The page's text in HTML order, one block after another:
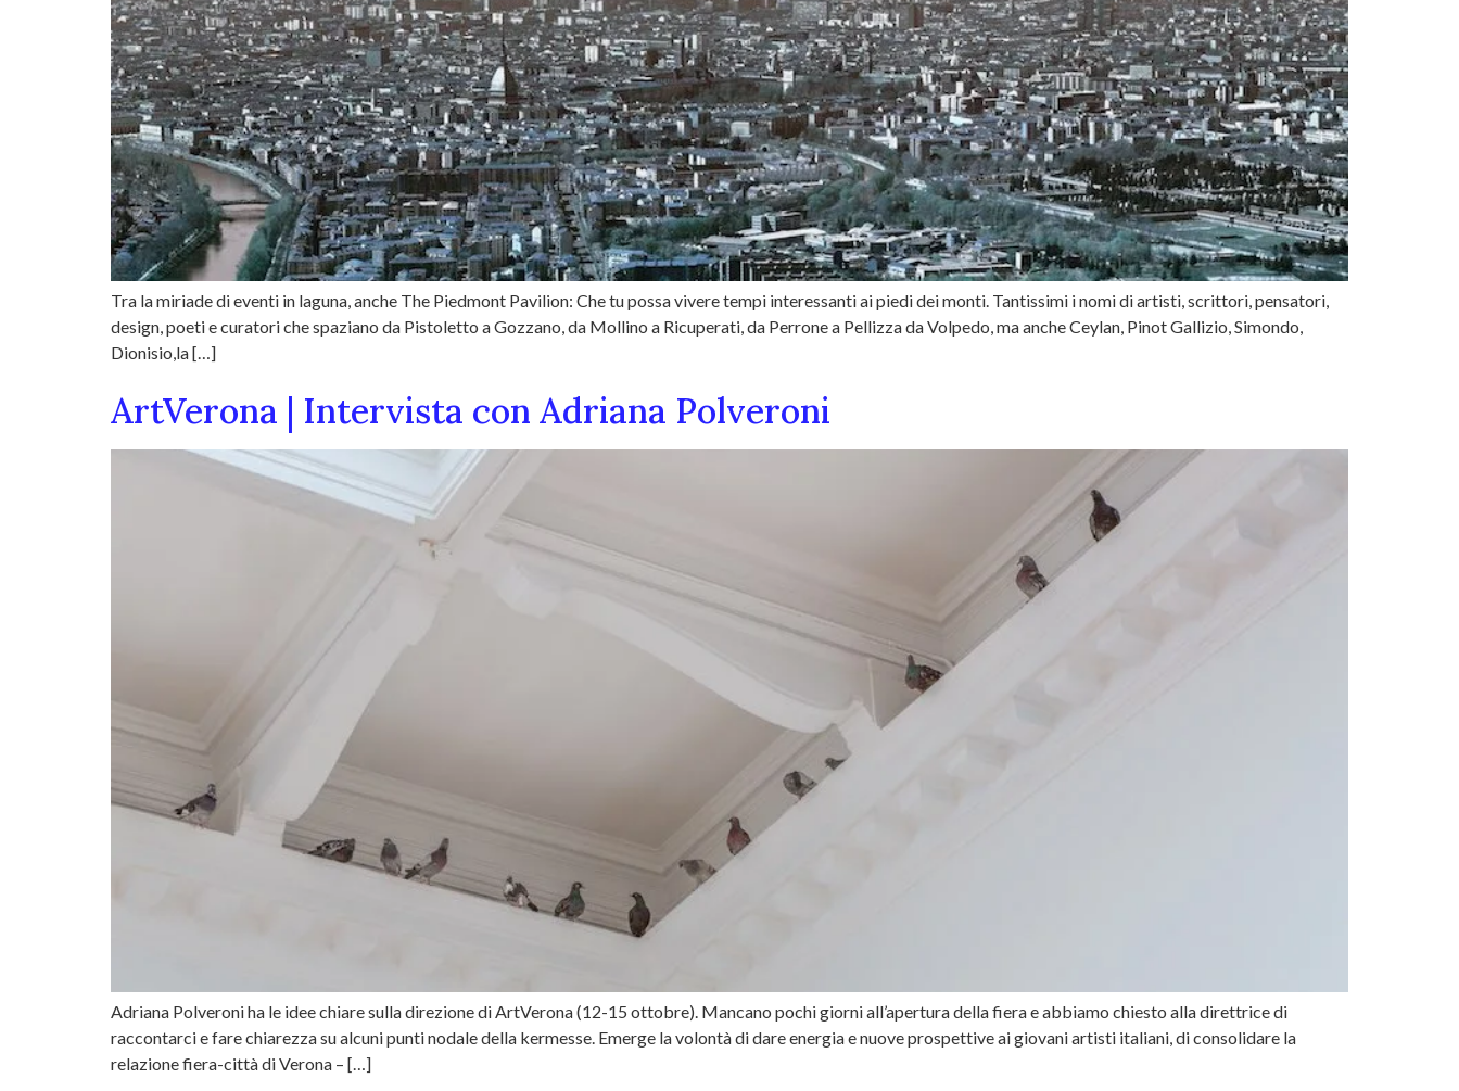
Tra la miriade di eventi in laguna, anche The Piedmont Pavilion: Che tu possa vivere tempi interessanti ai piedi dei monti. Tantissimi i nomi di artisti, scrittori, pensatori,
design, poeti e curatori che spaziano da Pistoletto a Gozzano, da Mollino a Ricuperati, da Perrone a Pellizza da Volpedo, ma anche Ceylan, Pinot Gallizio, Simondo,
Dionisio,la […]
ArtVerona | Intervista con Adriana Polveroni
Adriana Polveroni ha le idee chiare sulla direzione di ArtVerona (12-15 ottobre). Mancano pochi giorni all’apertura della fiera e abbiamo chiesto alla direttrice di
raccontarci e fare chiarezza su alcuni punti nodale della kermesse. Emerge la volontà di dare energia e nuove prospettive ai giovani artisti italiani, di consolidare la
relazione fiera-città di Verona – […]